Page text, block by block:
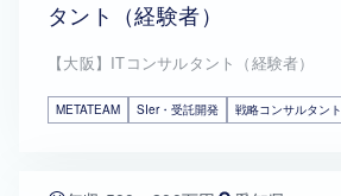
タント（経験者）
【大阪】ITコンサルタント（経験者）
METATEAM SIer・受託開発 戦略コンサルタント